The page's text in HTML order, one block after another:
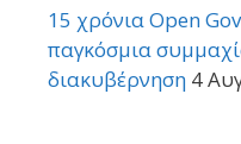
15 χρόνια Open
παγκόσμια
διακυβέρνηση 4